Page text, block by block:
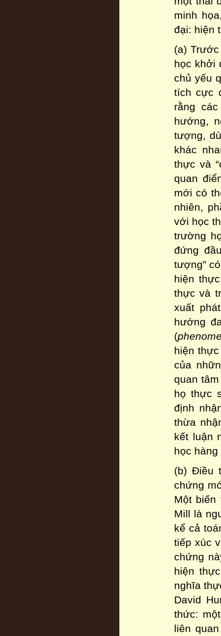
minh
đại: hiện
(a)
học khởi
chủ yếu
tích cực
rằng
hướng,
tượng,
khác
thực và
quan
mới có
nhiên,
với học
trường
đứng
tượng”
hiện
thực và
xuất
hướng
(
hiện
của
quan
họ thực
định
thừa
kết luận
học
(b) Điều
chứng
Một biến
Mill là
kể cả
tiếp xúc
chứng
hiện
nghĩa
David
thức:
liên